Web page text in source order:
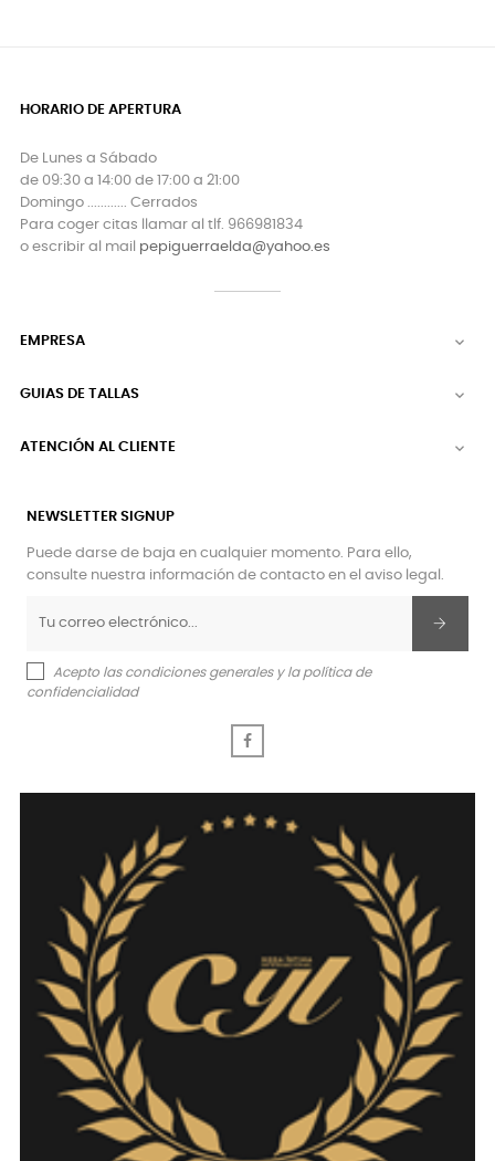
HORARIO DE APERTURA
De Lunes a Sábado
de 09:30 a 14:00 de 17:00 a 21:00
Domingo ............ Cerrados
Para coger citas llamar al tlf. 966981834
o escribir al mail pepiguerraelda@yahoo.es
EMPRESA 
GUIAS DE TALLAS 
ATENCIÓN AL CLIENTE 
NEWSLETTER SIGNUP
Puede darse de baja en cualquier momento. Para ello,
consulte nuestra información de contacto en el aviso legal.
Acepto las condiciones generales y la política de
confidencialidad